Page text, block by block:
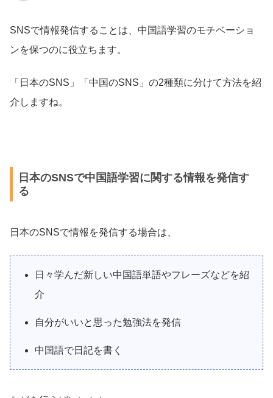
SNSで情報発信することは、中国語学習のモチベーショ
ンを保つのに役立ちます。
「日本のSNS」「中国のSNS」の2種類に分けて方法を紹
介しますね。
日本のSNSで中国語学習に関する情報を発信す
る
日本のSNSで情報を発信する場合は、
日々学んだ新しい中国語単語やフレーズなどを紹
介
自分がいいと思った勉強法を発信
中国語で日記を書く